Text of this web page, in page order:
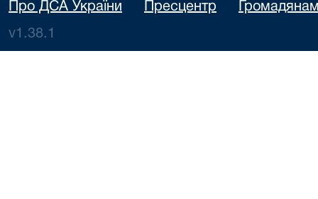
Про ДСА України Пресцентр
v1.38.1